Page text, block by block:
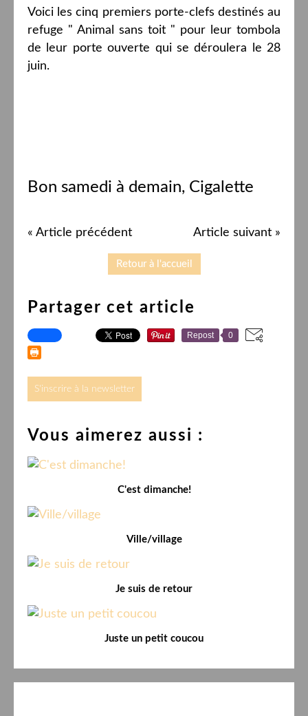
Voici les cinq premiers porte-clefs destinés au
refuge " Animal sans toit " pour leur tombola
de leur porte ouverte qui se déroulera le 28
juin.
Bon samedi à demain, Cigalette
« Article précédent Article suivant »
Retour à l'accueil
Partager cet article
Repost 0
S'inscrire à la newsletter
Vous aimerez aussi :
C'est dimanche!
Ville/village
Je suis de retour
Juste un petit coucou